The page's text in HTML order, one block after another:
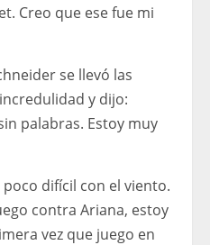
Creo que ese fue mi
se llevó las
y dijo:
palabras. Estoy muy
difícil con el viento.
contra Ariana, estoy
vez que juego en